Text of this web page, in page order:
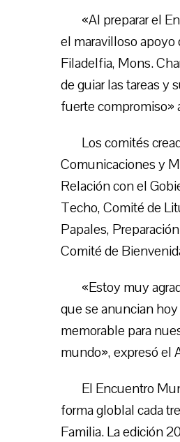
«Al preparar el
el maravilloso
Filadelfia, Mons.
de guiar las tareas y
fuerte compromiso»
Los comités
Comunicaciones y
Relación con el
Techo, Comité de
Papales,
Comité de
«Estoy muy
que se anuncian
memorable para
mundo», expresó el
El Encuentro
forma globlal cada
Familia. La edición